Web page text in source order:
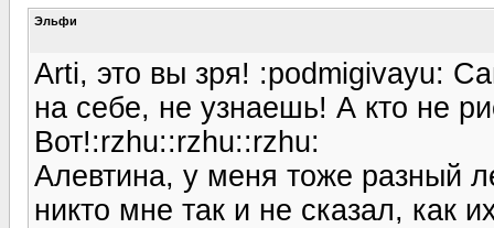
Эльфи
Arti, это вы зря! :podmigivayu:
на себе, не узнаешь! А кто не
Вот!:rzhu::rzhu::rzhu:
Алевтина, у меня тоже разный
никто мне так и не сказал, как